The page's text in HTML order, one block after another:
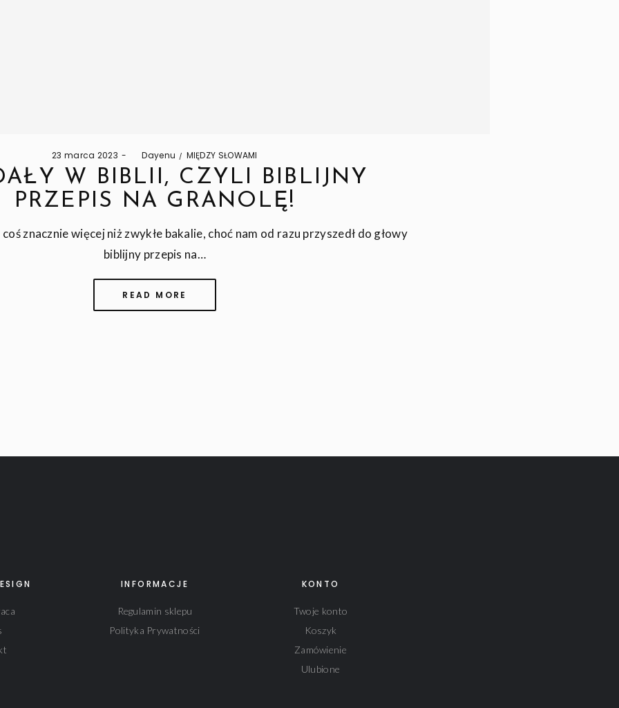
Posted
on
23 marca 2023 byDayenu
Posted
in
MIĘDZY SŁOWAMI
W BIBLII, CZYLI BIBLIJNY
PRZEPIS NA GRANOLĘ!
znacznie więcej niż zwykłe bakalie, choć nam od razu przyszedł do głowy
biblijny przepis na…
READ MORE
INFORMACJE
Regulamin sklepu
Polityka Prywatności
KONTO
Twoje konto
Koszyk
Zamówienie
Ulubione